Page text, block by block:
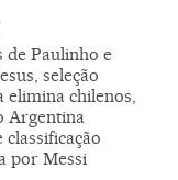
de Paulinho e
seleção
elimina chilenos,
Argentina
classificação
por Messi